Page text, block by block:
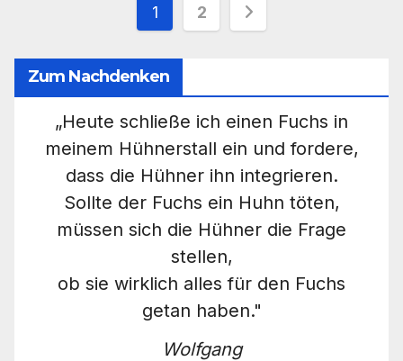
der
Beiträge
1 2
Zum Nachdenken
„Heute schließe ich einen Fuchs in
meinem Hühnerstall ein und fordere,
dass die Hühner ihn integrieren.
Sollte der Fuchs ein Huhn töten,
müssen sich die Hühner die Frage
stellen,
ob sie wirklich alles für den Fuchs
getan haben."
Wolfgang